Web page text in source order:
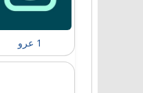
1 عرو